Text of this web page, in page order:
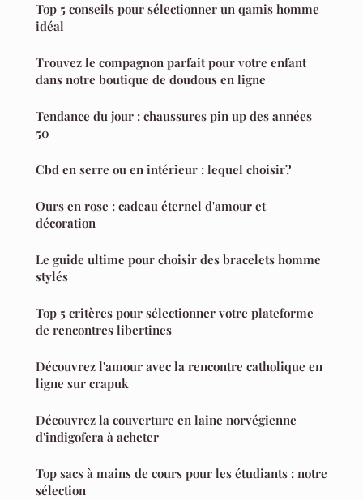
Top 5 conseils pour sélectionner un qamis homme
idéal
Trouvez le compagnon parfait pour votre enfant
dans notre boutique de doudous en ligne
Tendance du jour : chaussures pin up des années
50
Cbd en serre ou en intérieur : lequel choisir?
Ours en rose : cadeau éternel d'amour et
décoration
Le guide ultime pour choisir des bracelets homme
stylés
Top 5 critères pour sélectionner votre plateforme
de rencontres libertines
Découvrez l'amour avec la rencontre catholique en
ligne sur crapuk
Découvrez la couverture en laine norvégienne
d'indigofera à acheter
Top sacs à mains de cours pour les étudiants : notre
sélection